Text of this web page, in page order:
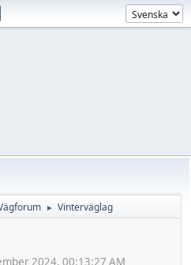
► Vinterväglag
2024, 00:13:27 AM